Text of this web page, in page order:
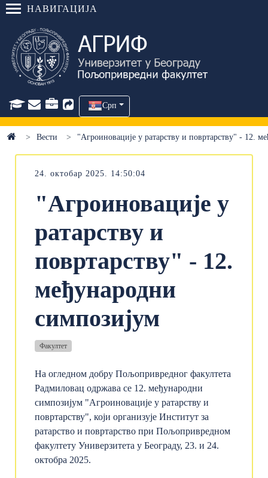
НАВИГАЦИЈА
Срп
Вести "Агроиновације у ратарству и повртарству" - 12.
24. октобар 2025. 14:50:04
"Агроиновације у
ратарству и
повртарству" - 12.
међународни
симпозијум
Факултет
На огледном добру Пољопривредног факултета
Радмиловац одржава се 12. међународни
симпозијум "Агроиновације у ратарству и
повртарству", који организује Институт за
ратарство и повртарство при Пољопривредном
факултету Универзитета у Београду, 23. и 24.
октобра 2025.